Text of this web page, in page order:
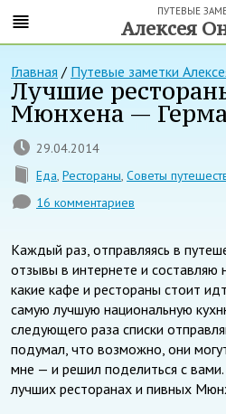
ПУТЕВЫЕ
Алексея
Главная / Путевые заметки
Лучшие
Мюнхена —
29.04.2014
Еда, Рестораны, Советы
16 комментариев
Каждый раз, отправляясь в
отзывы в интернете и составляю
какие кафе и рестораны стоит
самую лучшую национальную
следующего раза списки
подумал, что возможно, они
мне — и решил поделиться с вами.
лучших ресторанах и пивных